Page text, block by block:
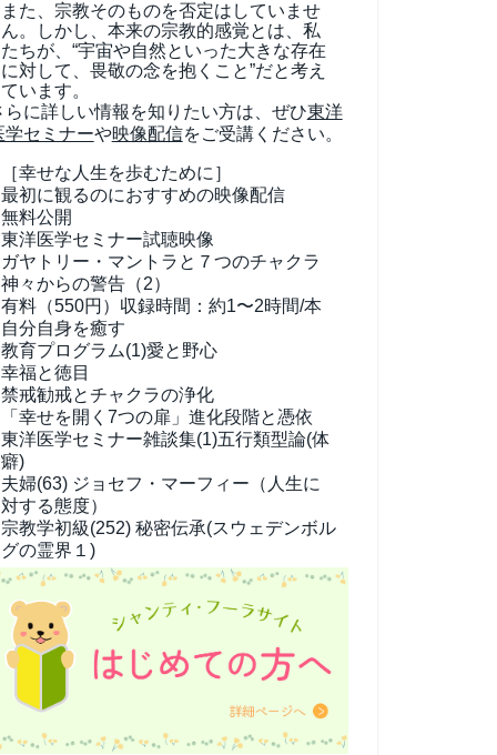
また、宗教そのものを否定はしていませ
ん。しかし、本来の宗教的感覚とは、私
たちが、“宇宙や自然といった大きな存在
に対して、畏敬の念を抱くこと”だと考え
ています。
らに詳しい情報を知りたい方は、ぜひ東洋
学セミナーや映像配信をご受講ください。
［幸せな人生を歩むために］
最初に観るのにおすすめの映像配信
無料公開
東洋医学セミナー試聴映像
ガヤトリー・マントラと７つのチャクラ
神々からの警告（2）
有料（550円） 収録時間：約1〜2時間/本
自分自身を癒す
教育プログラム(1)愛と野心
幸福と徳目
禁戒勧戒とチャクラの浄化
「幸せを開く7つの扉」進化段階と憑依
東洋医学セミナー雑談集(1)五行類型論(体
癖)
夫婦(63) ジョセフ・マーフィー（人生に
対する態度）
宗教学初級(252) 秘密伝承(スウェデンボル
グの霊界１)